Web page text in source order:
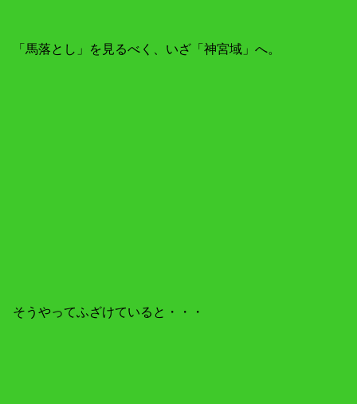
「馬落とし」を見るべく、いざ「神宮域」へ。
そうやってふざけていると・・・